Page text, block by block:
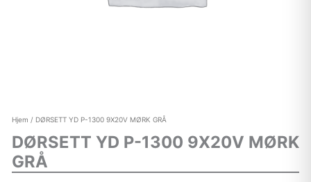
Hjem / DØRSETT YD P-1300 9X20V MØRK GRÅ
DØRSETT YD P-1300 9X20V MØRK
GRÅ